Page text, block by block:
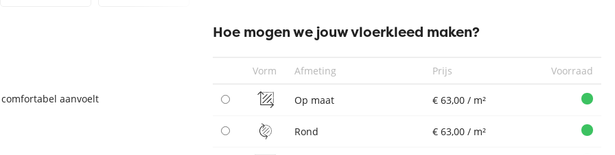
Hoe mogen we jouw vloerkleed maken?
Vorm Afmeting Prijs Voorraad
Op maat € 63,00 / m²
Rond € 63,00 / m²
aanvoelt